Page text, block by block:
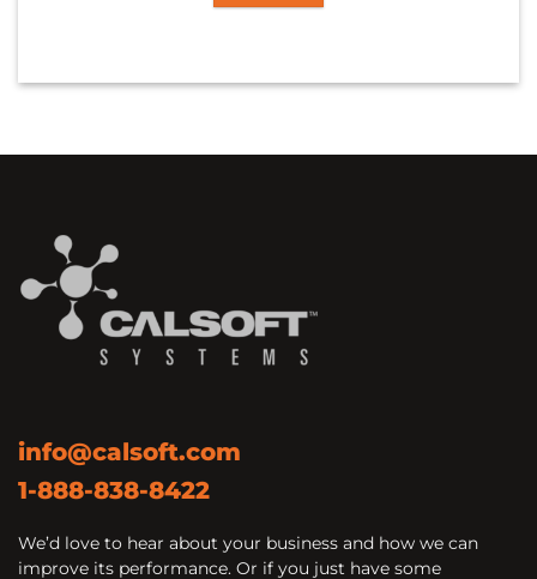
info@calsoft.com
1-888-838-8422
We’d love to hear about your business and how we can
improve its performance. Or if you just have some